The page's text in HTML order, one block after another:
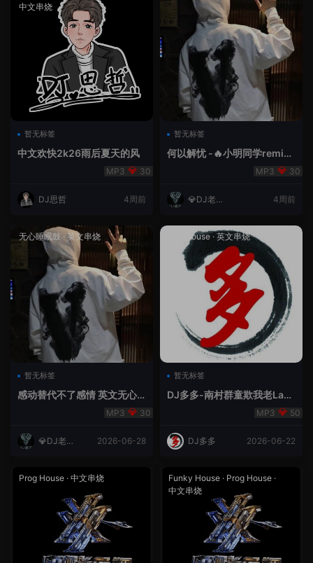
中文串烧
暂无标签
中文欢快2k26雨后夏天的风
30
DJ思哲 4周前
暂无标签
何以解忧 -🔥小明同学remix
30
💎DJ老王
4周前
无心睡眠鼓 ·英文串烧
暂无标签
感动替代不了感情 英文无心
睡眠睡-小明同学remix
30
💎DJ老王
2026-06-28
Lak House· 英文串烧
暂无标签
DJ多多-南村群童欺我老Lak
50
DJ多多 2026-06-22
Prog House · 中文串烧 Funky House · Prog House ·
中文串烧